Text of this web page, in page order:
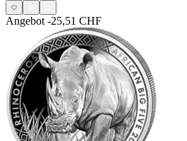
Angebot -25,51 CHF